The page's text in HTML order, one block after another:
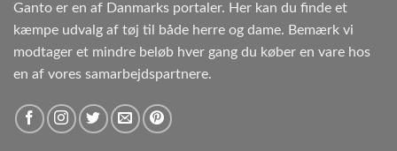
Ganto er en af Danmarks portaler. Her kan du finde et
kæmpe udvalg af tøj til både herre og dame. Bemærk vi
modtager et mindre beløb hver gang du køber en vare hos
en af vores samarbejdspartnere.